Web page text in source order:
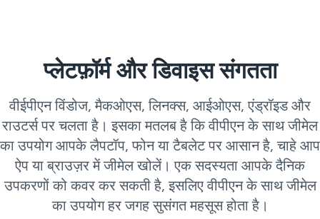
प्लेटफ़ॉर्म और डिवाइस संगतता
वीईपीएन विंडोज, मैकओएस, लिनक्स, आईओएस, एंड्रॉइड और
राउटर्स पर चलता है। इसका मतलब है कि वीपीएन के साथ जीमेल
का उपयोग आपके लैपटॉप, फोन या टैबलेट पर आसान है, चाहे आप
ऐप या ब्राउज़र में जीमेल खोलें। एक सदस्यता आपके दैनिक
उपकरणों को कवर कर सकती है, इसलिए वीपीएन के साथ जीमेल
का उपयोग हर जगह सुसंगत महसूस होता है।